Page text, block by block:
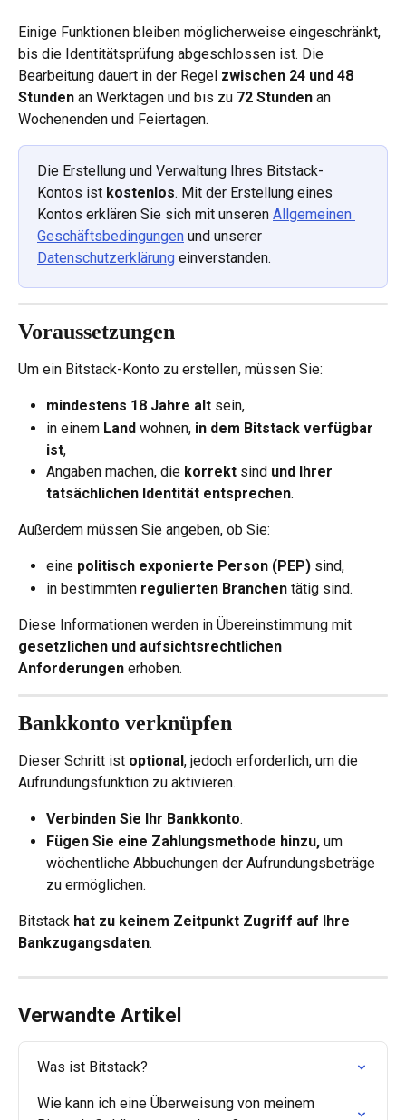
Einige Funktionen bleiben möglicherweise eingeschränkt,
bis die Identitätsprüfung abgeschlossen ist. Die
Bearbeitung dauert in der Regel zwischen 24 und 48
Stunden an Werktagen und bis zu 72 Stunden an
Wochenenden und Feiertagen.
Die Erstellung und Verwaltung Ihres Bitstack-
Kontos ist kostenlos. Mit der Erstellung eines
Kontos erklären Sie sich mit unseren Allgemeinen
Geschäftsbedingungen und unserer
Datenschutzerklärung einverstanden.
Voraussetzungen
Um ein Bitstack-Konto zu erstellen, müssen Sie:
mindestens 18 Jahre alt sein,
in einem Land wohnen, in dem Bitstack verfügbar
ist,
Angaben machen, die korrekt sind und Ihrer
tatsächlichen Identität entsprechen.
Außerdem müssen Sie angeben, ob Sie:
eine politisch exponierte Person (PEP) sind,
in bestimmten regulierten Branchen tätig sind.
Diese Informationen werden in Übereinstimmung mit
gesetzlichen und aufsichtsrechtlichen
Anforderungen erhoben.
Bankkonto verknüpfen
Dieser Schritt ist optional , jedoch erforderlich, um die
Aufrundungsfunktion zu aktivieren.
Verbinden Sie Ihr Bankkonto.
Fügen Sie eine Zahlungsmethode hinzu, um
wöchentliche Abbuchungen der Aufrundungsbeträge
zu ermöglichen.
Bitstack hat zu keinem Zeitpunkt Zugriff auf Ihre
Bankzugangsdaten.
Verwandte Artikel
Was ist Bitstack?
Wie kann ich eine Überweisung von meinem